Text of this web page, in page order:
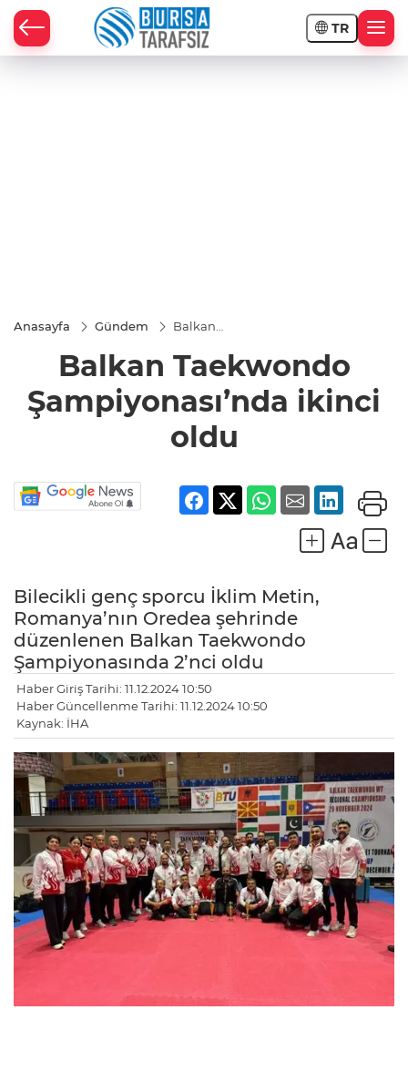
TR
Anasayfa Gündem
Balkan
Şampiyonası’nda
ikinci oldu
Balkan Taekwondo
Şampiyonası’nda ikinci
oldu
Bilecikli genç sporcu İklim Metin,
Romanya’nın Oredea şehrinde
düzenlenen Balkan Taekwondo
Şampiyonasında 2’nci oldu
Haber Giriş Tarihi: 11.12.2024 10:50
Haber Güncellenme Tarihi: 11.12.2024 10:50
Kaynak: İHA